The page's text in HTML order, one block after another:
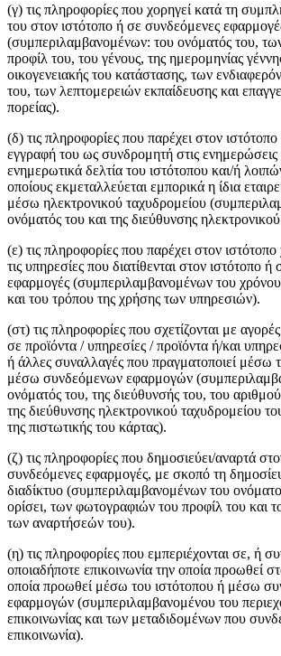
(γ) τις πληροφορίες που χορηγεί κατά τη
του στον ιστότοπο ή σε συνδεόμενες
(συμπεριλαμβανομένων: του ονόματός του,
προφίλ του, του γένους, της ημερομηνίας
οικογενειακής του κατάστασης, των
του, των λεπτομερειών εκπαίδευσης και
πορείας).
(δ) τις πληροφορίες που παρέχει στον
εγγραφή του ως συνδρομητή στις ενημερώσεις
ενημερωτικά δελτία του ιστότοπου και/ή
οποίους εκμεταλλεύεται εμπορικά η ίδια
μέσω ηλεκτρονικού ταχυδρομείου
ονόματός του και της διεύθυνσης
(ε) τις πληροφορίες που παρέχει στον
τις υπηρεσίες που διατίθενται στον ιστότοπο
εφαρμογές (συμπεριλαμβανομένων του
και του τρόπου της χρήσης των υπηρεσιών).
(στ) τις πληροφορίες που σχετίζονται με
σε προϊόντα / υπηρεσίες / προϊόντα ή/και
ή άλλες συναλλαγές που πραγματοποιεί μέσω
μέσω συνδεόμενων εφαρμογών
ονόματός του, της διεύθυνσής του, του
της διεύθυνσης ηλεκτρονικού ταχυδρομείου
της πιστωτικής του κάρτας).
(ζ) τις πληροφορίες που δημοσιεύει/αναρτά
συνδεόμενες εφαρμογές, με σκοπό τη
διαδίκτυο (συμπεριλαμβανομένων του
ορίσει, των φωτογραφιών του προφίλ του και
των αναρτήσεών του).
(η) τις πληροφορίες που εμπεριέχονται σε, ή
οποιαδήποτε επικοινωνία την οποία προωθεί
οποία προωθεί μέσω του ιστότοπου ή μέσω
εφαρμογών (συμπεριλαμβανομένου του
επικοινωνίας και των μεταδιδομένων που
επικοινωνία).